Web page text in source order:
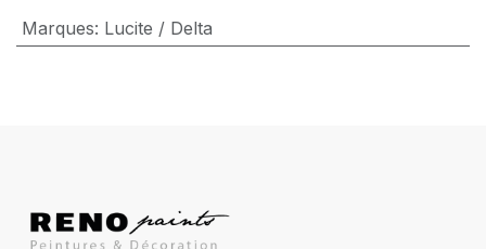
Marques: Lucite / Delta